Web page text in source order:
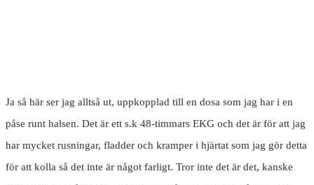
Ja så här ser jag alltså ut, uppkopplad till en dosa som jag har i en
påse runt halsen. Det är ett s.k 48-timmars EKG och det är för att jag
har mycket rusningar, fladder och kramper i hjärtat som jag gör detta
för att kolla så det inte är något farligt. Tror inte det är det, kanske